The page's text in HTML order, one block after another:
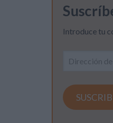
Introduce tu
Dirección
electrónico